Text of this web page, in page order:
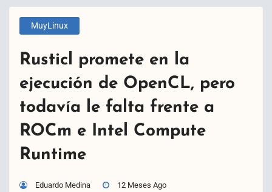
MuyLinux
Rusticl promete en la
ejecución de OpenCL, pero
todavía le falta frente a
ROCm e Intel Compute
Runtime
Eduardo Medina 12 Meses Ago